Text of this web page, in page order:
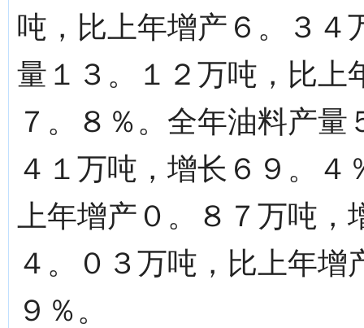
吨，比上年增产６。３４
量１３。１２万吨，比上
７。８％。全年油料产
４１万吨，增长６９。
上年增产０。８７万吨
４。０３万吨，比上年
９％。